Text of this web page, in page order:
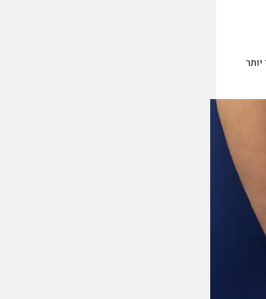
יותר